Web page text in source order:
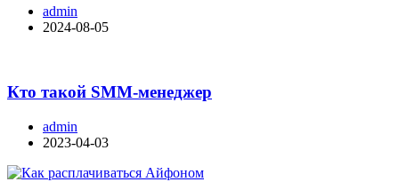
admin
2024-08-05
Кто такой SMM-менеджер
admin
2023-04-03